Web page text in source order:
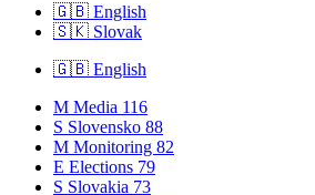
🇬🇧 English
🇸🇰 Slovak
🇬🇧 English
M Media 116
S Slovensko 88
M Monitoring 82
E Elections 79
S Slovakia 73